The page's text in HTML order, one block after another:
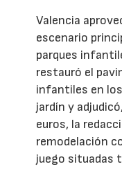
Valencia
escenario
parques
restauró el
infantiles en
jardín y
euros, la
remodelación
juego situadas